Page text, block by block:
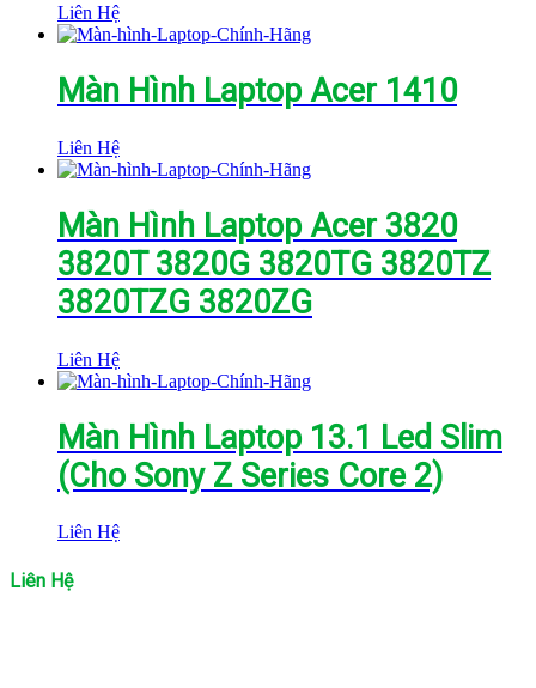
Liên Hệ
Màn Hình Laptop Acer 1410
Liên Hệ
Màn Hình Laptop Acer 3820
3820T 3820G 3820TG 3820TZ
3820TZG 3820ZG
Liên Hệ
Màn Hình Laptop 13.1 Led Slim
(Cho Sony Z Series Core 2)
Liên Hệ
Liên Hệ